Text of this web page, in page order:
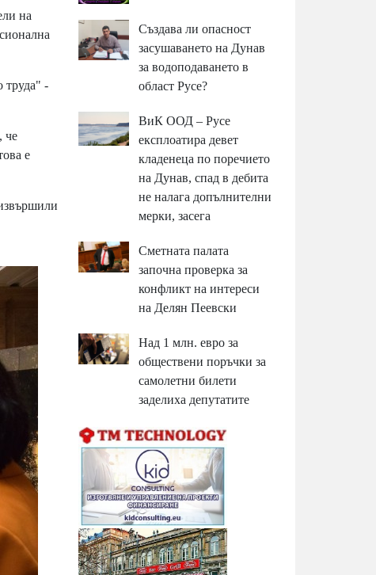
на
труда" -
че
е
Създава ли опасност
засушаването на Дунав
за водоподаването в
област Русе?
ВиК ООД – Русе
експлоатира девет
кладенеца по поречието
на Дунав, спад в дебита
не налага допълнителни
мерки, засега
Сметната палата
започна проверка за
конфликт на интереси
на Делян Пеевски
Над 1 млн. евро за
обществени поръчки за
самолетни билети
заделиха депутатите